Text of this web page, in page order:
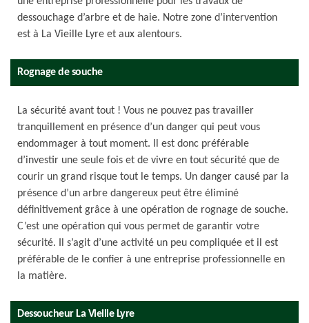
dessouchage d’arbre et de haie. Notre zone d’intervention
est à La Vieille Lyre et aux alentours.
Rognage de souche
La sécurité avant tout ! Vous ne pouvez pas travailler
tranquillement en présence d’un danger qui peut vous
endommager à tout moment. Il est donc préférable
d’investir une seule fois et de vivre en tout sécurité que de
courir un grand risque tout le temps. Un danger causé par la
présence d’un arbre dangereux peut être éliminé
définitivement grâce à une opération de rognage de souche.
C’est une opération qui vous permet de garantir votre
sécurité. Il s’agit d’une activité un peu compliquée et il est
préférable de le confier à une entreprise professionnelle en
la matière.
Dessoucheur La Vieille Lyre